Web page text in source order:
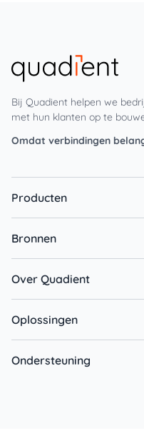
Bij Quadient helpen we
met hun klanten op te
Omdat verbindingen
Producten
Bronnen
Over Quadient
Oplossingen
Ondersteuning